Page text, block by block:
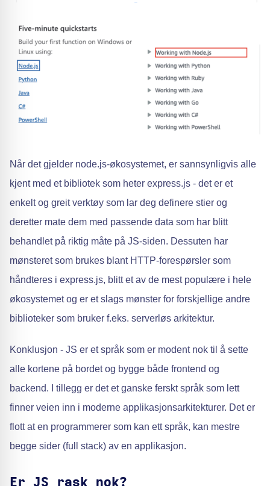
Når det gjelder node.js-økosystemet, er sannsynligvis alle
kjent med et bibliotek som heter express.js - det er et
enkelt og greit verktøy som lar deg definere stier og
deretter mate dem med passende data som har blitt
behandlet på riktig måte på JS-siden. Dessuten har
mønsteret som brukes blant HTTP-forespørsler som
håndteres i express.js, blitt et av de mest populære i hele
økosystemet og er et slags mønster for forskjellige andre
biblioteker som bruker f.eks. serverløs arkitektur.
Konklusjon - JS er et språk som er modent nok til å sette
alle kortene på bordet og bygge både frontend og
backend. I tillegg er det et ganske ferskt språk som lett
finner veien inn i moderne applikasjonsarkitekturer. Det er
flott at en programmerer som kan ett språk, kan mestre
begge sider (full stack) av en applikasjon.
Er JS rask nok?